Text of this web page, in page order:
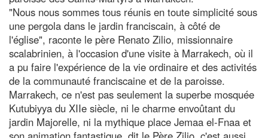
"Nous nous sommes tous réunis en toute simplicité sous
une pergola dans le jardin franciscain, à côté de
l'église", raconte le père Renato Zilio, missionnaire
scalabrinien, à l'occasion d'une visite à Marrakech, où il
a pu faire l'expérience de la vie ordinaire et des activités
de la communauté franciscaine et de la paroisse.
Marrakech, ce n'est pas seulement la superbe mosquée
Kutubiyya du XIIe siècle, ni le charme envoûtant du
jardin Majorelle, ni la mythique place Jemaa el-Fnaa et